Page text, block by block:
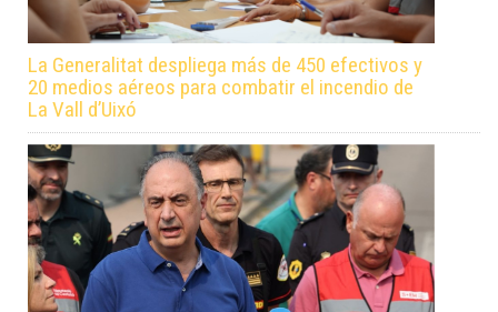
La Generalitat despliega más de 450 efectivos y
20 medios aéreos para combatir el incendio de
La Vall d’Uixó